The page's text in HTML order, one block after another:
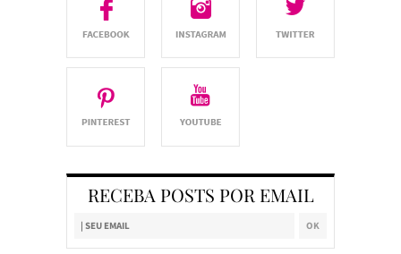
RECEBA POSTS POR EMAIL